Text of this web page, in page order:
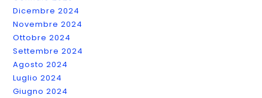
Dicembre 2024
Novembre 2024
Ottobre 2024
Settembre 2024
Agosto 2024
Luglio 2024
Giugno 2024